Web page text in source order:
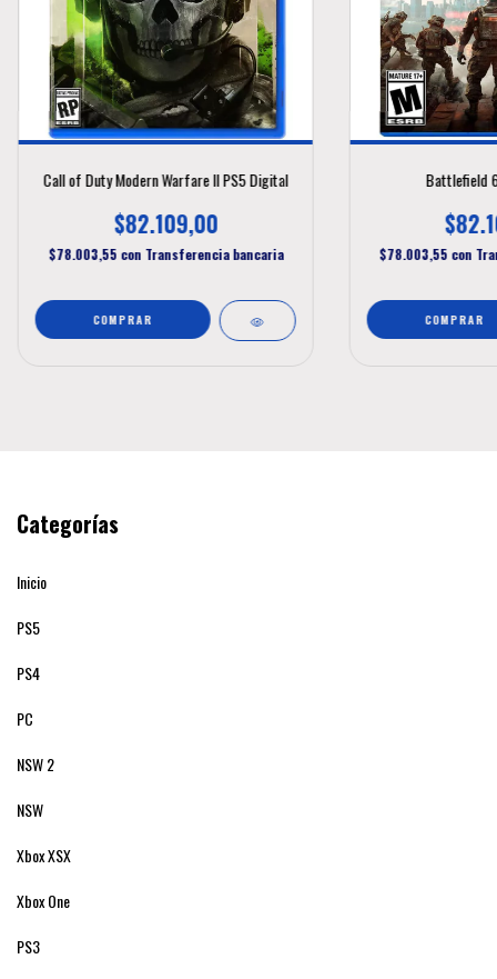
Call of Duty Modern Warfare II PS5 Digital
$82.109,00
$78.003,55 con Transferencia bancaria
Battlefield
$78.003,55 con
Categorías
Inicio
PS5
PS4
PC
NSW 2
NSW
Xbox XSX
Xbox One
PS3